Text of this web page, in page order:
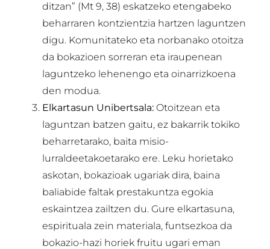
ditzan” (Mt 9, 38) eskatzeko etengabeko
beharraren kontzientzia hartzen laguntzen
digu. Komunitateko eta norbanako otoitza
da bokazioen sorreran eta iraupenean
laguntzeko lehenengo eta oinarrizkoena
den modua.
Elkartasun Unibertsala: Otoitzean eta
laguntzan batzen gaitu, ez bakarrik tokiko
beharretarako, baita misio-
lurraldeetakoetarako ere. Leku horietako
askotan, bokazioak ugariak dira, baina
baliabide faltak prestakuntza egokia
eskaintzea zailtzen du. Gure elkartasuna,
espirituala zein materiala, funtsezkoa da
bokazio-hazi horiek fruitu ugari eman